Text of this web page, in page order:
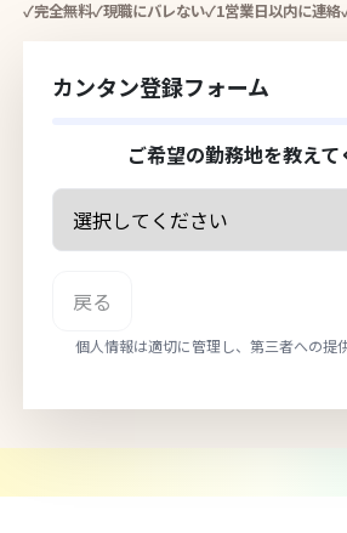
✓完全無料✓現職にバレない✓1営業日以内に連絡
カンタン登録フォーム
ご希望の勤務地を教えて
戻る
個人情報は適切に管理し、第三者への提